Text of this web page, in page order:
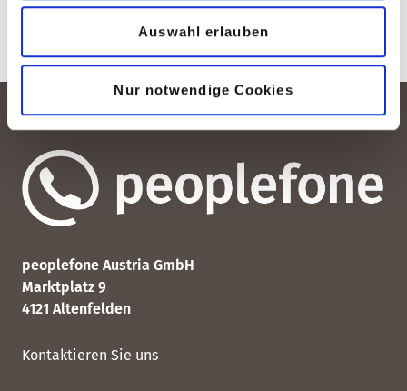
Auswahl erlauben
Nur notwendige Cookies
peoplefone Austria GmbH
Marktplatz 9
4121 Altenfelden
Kontaktieren Sie uns